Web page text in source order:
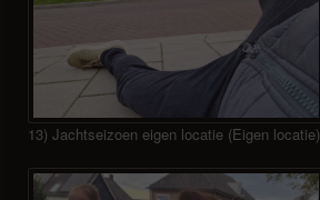
13) Jachtseizoen eigen locatie (Eigen locatie)